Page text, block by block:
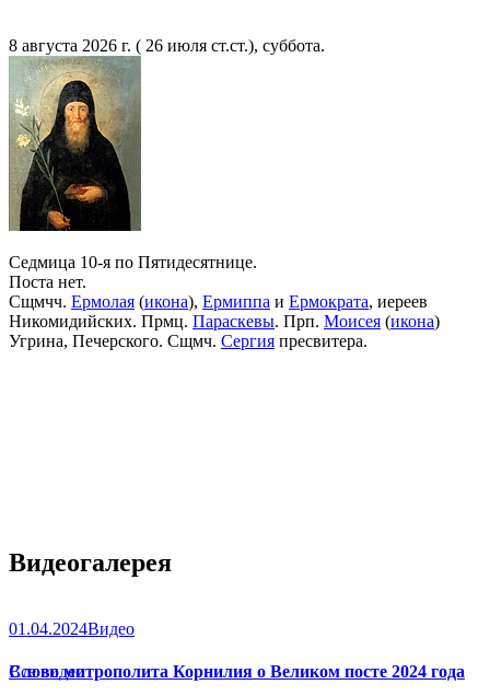
8 августа 2026 г. ( 26 июля ст.ст.), суббота.
Седмица 10-я по Пятидесятнице.
Поста нет.
Сщмчч. Ермолая (икона), Ермиппа и Ермократа, иереев
Никомидийских. Прмц. Параскевы. Прп. Моисея (икона)
Угрина, Печерского. Сщмч. Сергия пресвитера.
Видеогалерея
01.04.2024Видео
Слово митрополита Корнилия о Великом посте 2024 года
Все видео